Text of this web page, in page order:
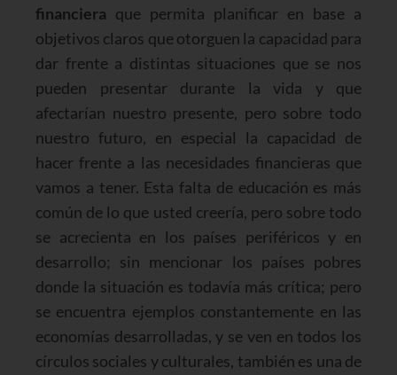
financiera que permita planificar en base a
objetivos claros que otorguen la capacidad para
dar frente a distintas situaciones que se nos
pueden presentar durante la vida y que
afectarían nuestro presente, pero sobre todo
nuestro futuro, en especial la capacidad de
hacer frente a las necesidades financieras que
vamos a tener. Esta falta de educación es más
común de lo que usted creería, pero sobre todo
se acrecienta en los países periféricos y en
desarrollo; sin mencionar los países pobres
donde la situación es todavía más crítica; pero
se encuentra ejemplos constantemente en las
economías desarrolladas, y se ven en todos los
círculos sociales y culturales, también es una de